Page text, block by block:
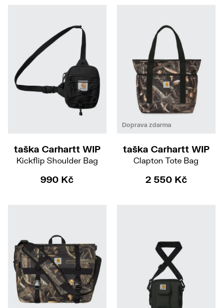
taška Carhartt WIP
Kickflip Shoulder Bag
990 Kč
Doprava zdarma
taška Carhartt WIP
Clapton Tote Bag
2 550 Kč